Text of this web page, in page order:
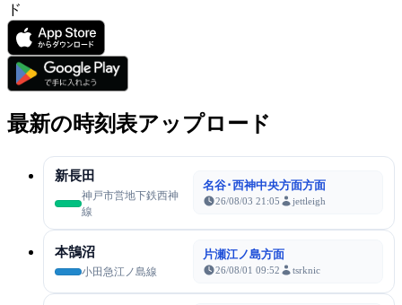
ド
最新の時刻表アップロード
新長田
神戸市営地下鉄西神
線
名谷･西神中央方面方面
26/08/03 21:05 jettleigh
本鵠沼
小田急江ノ島線
片瀬江ノ島方面
26/08/01 09:52 tsrknic